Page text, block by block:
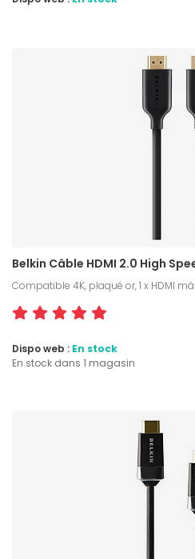
Belkin Câble HDMI 2.0 High
Compatible 4K, plaqué or, 1 x HDMI
Dispo web : En stock
En stock dans 1 magasin